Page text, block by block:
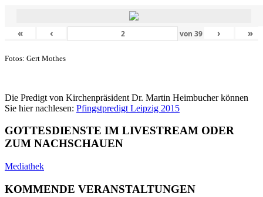
« ‹ von39 › »
Fotos: Gert Mothes
Die Predigt von Kirchenpräsident Dr. Martin Heimbucher können
Sie hier nachlesen: Pfingstpredigt Leipzig 2015
GOTTESDIENSTE IM LIVESTREAM ODER
ZUM NACHSCHAUEN
Mediathek
KOMMENDE VERANSTALTUNGEN